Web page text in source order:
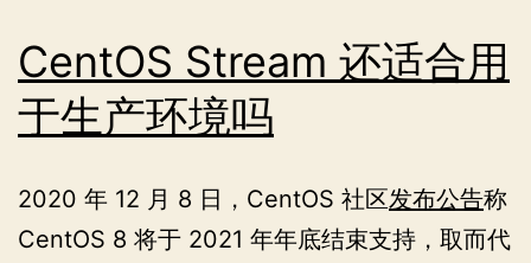
CentOS Stream 还适合用
于生产环境吗
2020 年 12 月 8 日，CentOS 社区发布公告称
CentOS 8 将于 2021 年年底结束支持，取而代